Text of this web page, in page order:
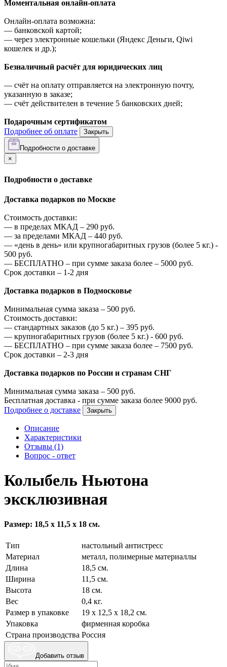
Моментальная онлайн-оплата
Онлайн-оплата возможна:
— банковской картой;
— через электронные кошельки (Яндекс Деньги, Qiwi
кошелек и др.);
Безналичный расчёт для юридических лиц
— счёт на оплату отправляется на электронную почту,
указанную в заказе;
— счёт действителен в течение 5 банковских дней;
Подарочным сертификатом
Подробнее об оплате
Закрыть
Подробности о доставке
×
Подробности о доставке
Доставка подарков по Москве
Стоимость доставки:
— в пределах МКАД – 290 руб.
— за пределами МКАД – 440 руб.
— «день в день» или крупногабаритных грузов (более 5 кг.) -
500 руб.
— БЕСПЛАТНО – при сумме заказа более – 5000 руб.
Срок доставки – 1-2 дня
Доставка подарков в Подмосковье
Минимальная сумма заказа – 500 руб.
Стоимость доставки:
— стандартных заказов (до 5 кг.) – 395 руб.
— крупногабаритных грузов (более 5 кг.) - 600 руб.
— БЕСПЛАТНО – при сумме заказа более – 7500 руб.
Срок доставки – 2-3 дня
Доставка подарков по России и странам СНГ
Минимальная сумма заказа – 500 руб.
Бесплатная доставка - при сумме заказа более 9000 руб.
Подробнее о доставке
Закрыть
Описание
Характеристики
Отзывы (1)
Вопрос - ответ
Колыбель Ньютона
эксклюзивная
Размер: 18,5 x 11,5 x 18 см.
Тип
настольный антистресс
Материал
металл, полимерные материаллы
Длина
18,5 см.
Ширина
11,5 см.
Высота
18 см.
Вес
0,4 кг.
Размер в упаковке
19 х 12,5 х 18,2 см.
Упаковка
фирменная коробка
Страна производства Россия
Добавить отзыв